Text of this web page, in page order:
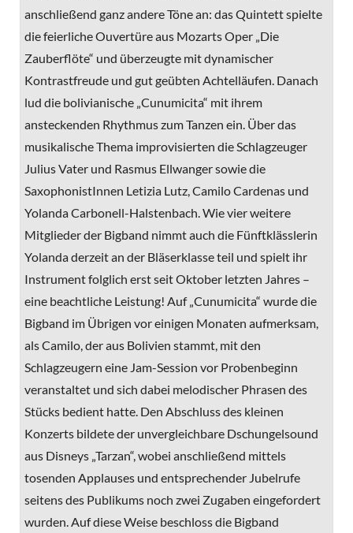
anschließend ganz andere Töne an: das Quintett spielte
die feierliche Ouvertüre aus Mozarts Oper „Die
Zauberflöte“ und überzeugte mit dynamischer
Kontrastfreude und gut geübten Achtelläufen. Danach
lud die bolivianische „Cunumicita“ mit ihrem
ansteckenden Rhythmus zum Tanzen ein. Über das
musikalische Thema improvisierten die Schlagzeuger
Julius Vater und Rasmus Ellwanger sowie die
SaxophonistInnen Letizia Lutz, Camilo Cardenas und
Yolanda Carbonell-Halstenbach. Wie vier weitere
Mitglieder der Bigband nimmt auch die Fünftklässlerin
Yolanda derzeit an der Bläserklasse teil und spielt ihr
Instrument folglich erst seit Oktober letzten Jahres –
eine beachtliche Leistung! Auf „Cunumicita“ wurde die
Bigband im Übrigen vor einigen Monaten aufmerksam,
als Camilo, der aus Bolivien stammt, mit den
Schlagzeugern eine Jam-Session vor Probenbeginn
veranstaltet und sich dabei melodischer Phrasen des
Stücks bedient hatte. Den Abschluss des kleinen
Konzerts bildete der unvergleichbare Dschungelsound
aus Disneys „Tarzan“, wobei anschließend mittels
tosenden Applauses und entsprechender Jubelrufe
seitens des Publikums noch zwei Zugaben eingefordert
wurden. Auf diese Weise beschloss die Bigband